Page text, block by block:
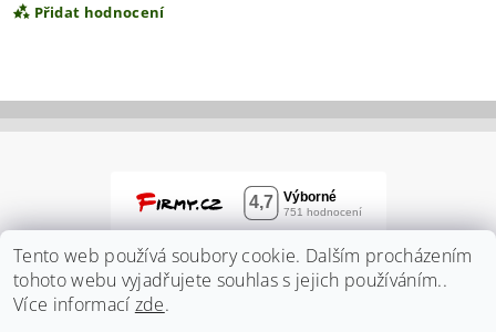
Přidat hodnocení
Tento web používá soubory cookie. Dalším procházením
tohoto webu vyjadřujete souhlas s jejich používáním..
Více informací zde.